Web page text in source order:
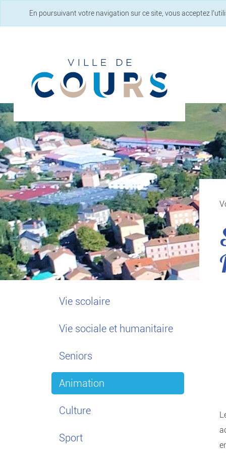
En poursuivant votre navigation sur ce site, vous acceptez
Vie scolaire
Vie sociale et humanitaire
Seniors
Animation
Culture
Sport